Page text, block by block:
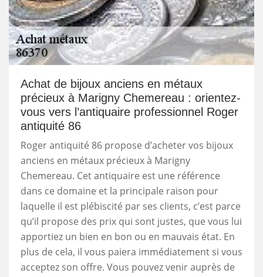
Achat de bijoux anciens en métaux
précieux à Marigny Chemereau : orientez-
vous vers l’antiquaire professionnel Roger
antiquité 86
Roger antiquité 86 propose d’acheter vos bijoux
anciens en métaux précieux à Marigny
Chemereau. Cet antiquaire est une référence
dans ce domaine et la principale raison pour
laquelle il est plébiscité par ses clients, c’est parce
qu’il propose des prix qui sont justes, que vous lui
apportiez un bien en bon ou en mauvais état. En
plus de cela, il vous paiera immédiatement si vous
acceptez son offre. Vous pouvez venir auprès de